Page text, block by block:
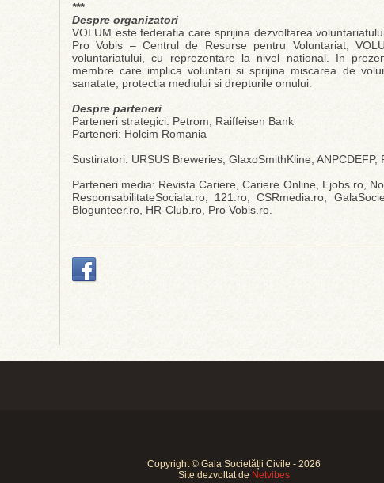
***
Despre organizatori
VOLUM este federatia care sprijina dezvoltarea
Pro Vobis – Centrul de Resurse pentru Voluntariat,
voluntariatului, cu reprezentare la nivel national. In
membre care implica voluntari si sprijina miscarea de
sanatate, protectia mediului si drepturile omului.
Despre parteneri
Parteneri strategici: Petrom, Raiffeisen Bank
Parteneri: Holcim Romania
Sustinatori: URSUS Breweries, GlaxoSmithKline, ANPCDEFP,
Parteneri media: Revista Cariere, Cariere Online, Ejobs.ro,
ResponsabilitateSociala.ro, 121.ro, CSRmedia.ro,
Blogunteer.ro, HR-Club.ro, Pro Vobis.ro.
Copyright © Gala Societății Civile - 2026
Site dezvoltat de Netvibes